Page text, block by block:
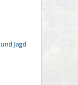
Jagd